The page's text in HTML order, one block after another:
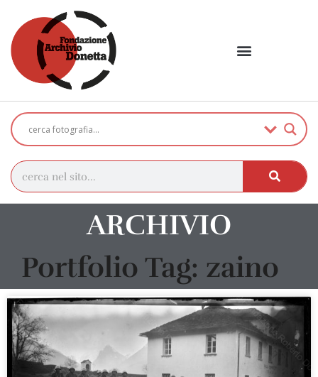
ARCHIVIO
Portfolio Tag: zaino